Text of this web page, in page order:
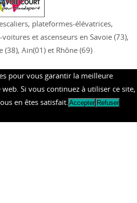
plateformes-élévatrices,
et ascenseurs en Savoie (73),
(38), Ain(01) et Rhône (69)
pour vous garantir la meilleure
Si vous continuez à utiliser ce site,
en êtes satisfait. Accepter Refuser